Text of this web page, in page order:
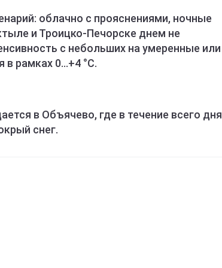
облачно с прояснениями, ночные
и Троицко-Печорске днем не
с небольших на умеренные или
рамках 0…+4 °C.
в Объячево, где в течение всего дня
снег.